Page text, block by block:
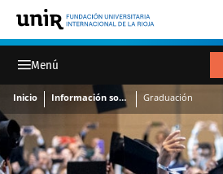
Inicio Información sobre Grados Graduación